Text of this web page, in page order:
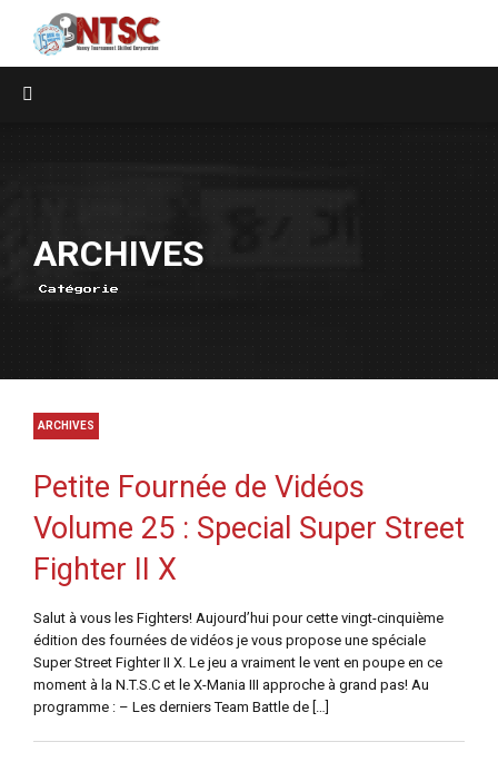
ARCHIVES
Catégorie
ARCHIVES
Petite Fournée de Vidéos
Volume 25 : Special Super Street
Fighter II X
Salut à vous les Fighters! Aujourd’hui pour cette vingt-cinquième
édition des fournées de vidéos je vous propose une spéciale
Super Street Fighter II X. Le jeu a vraiment le vent en poupe en ce
moment à la N.T.S.C et le X-Mania III approche à grand pas! Au
programme : – Les derniers Team Battle de […]